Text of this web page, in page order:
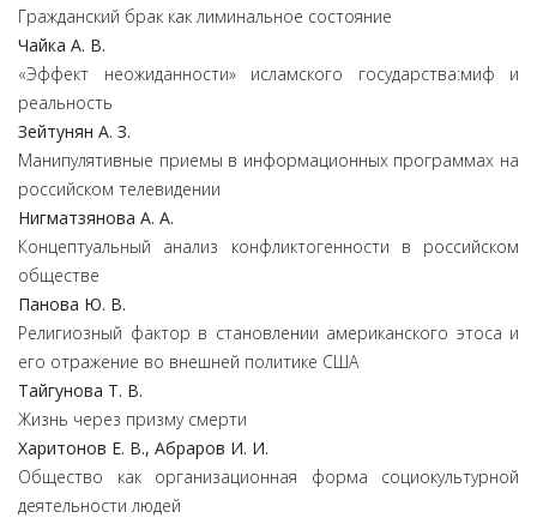
Гражданский брак как лиминальное состояние
Чайка А. В.
«Эффект неожиданности» исламского государства:миф и
реальность
Зейтунян А. З.
Манипулятивные приемы в информационных программах на
российском телевидении
Нигматзянова А. А.
Концептуальный анализ конфликтогенности в российском
обществе
Панова Ю. В.
Религиозный фактор в становлении американского этоса и
его отражение во внешней политике США
Тайгунова Т. В.
Жизнь через призму смерти
Харитонов Е. В., Абраров И. И.
Общество как организационная форма социокультурной
деятельности людей